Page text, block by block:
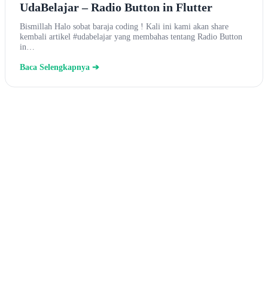
UdaBelajar – Radio Button in Flutter
Bismillah Halo sobat baraja coding ! Kali ini kami akan share
kembali artikel #udabelajar yang membahas tentang Radio Button
in…
Baca Selengkapnya ➔